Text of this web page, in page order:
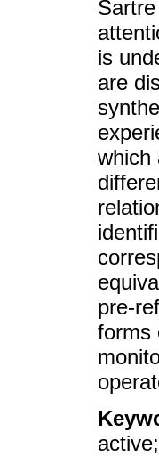
is
are
which
pre-
forms